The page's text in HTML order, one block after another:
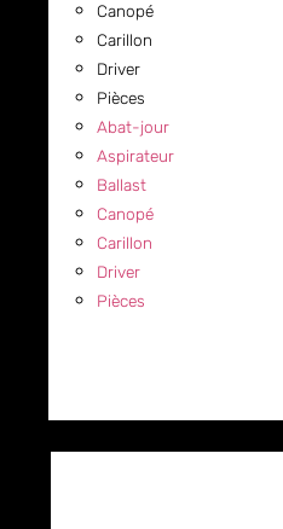
Canopé
Carillon
Driver
Pièces
Abat-jour
Aspirateur
Ballast
Canopé
Carillon
Driver
Pièces